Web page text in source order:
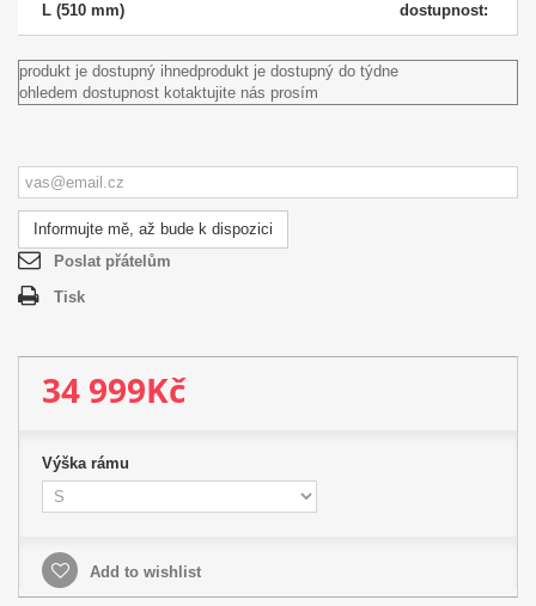
L (510 mm) dostupnost:
produkt je dostupný ihnedprodukt je dostupný do týdne
ohledem dostupnost kotaktujite nás prosím
Informujte mě, až bude k dispozici
Poslat přátelům
Tisk
34 999Kč
Výška rámu
Add to wishlist